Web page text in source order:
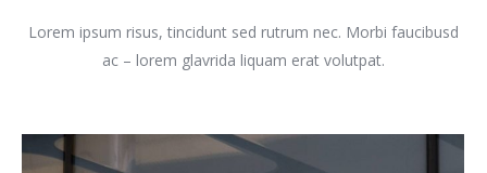
Lorem ipsum risus, tincidunt sed rutrum nec. Morbi faucibusd
ac – lorem glavrida liquam erat volutpat.